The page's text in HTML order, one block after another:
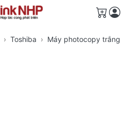
Giỏ
Toshiba Máy photocopy trắng